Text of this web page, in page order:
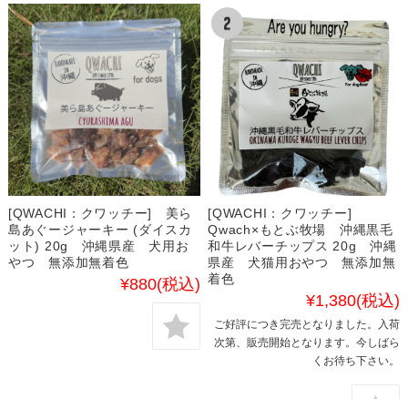
[QWACHI：クワッチー] 美ら
島あぐージャーキー (ダイスカ
ット) 20g 沖縄県産 犬用お
やつ 無添加無着色
¥880(税込)
[QWACHI：クワッチー]
Qwach×もとぶ牧場 沖縄黒毛
和牛レバーチップス 20g 沖縄
県産 犬猫用おやつ 無添加無
着色
¥1,380(税込)
ご好評につき完売となりました。入荷
次第、販売開始となります。今しばら
くお待ち下さい。